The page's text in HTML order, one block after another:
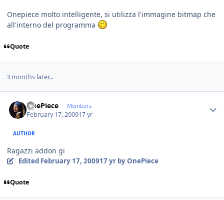
Onepiece molto intelligente, si utilizza l'immagine bitmap che
all'interno del programma
Quote
3 months later...
OnePiece Members
February 17, 200917 yr
AUTHOR
Ragazzi addon gi
Edited February 17, 200917 yrby OnePiece
Quote